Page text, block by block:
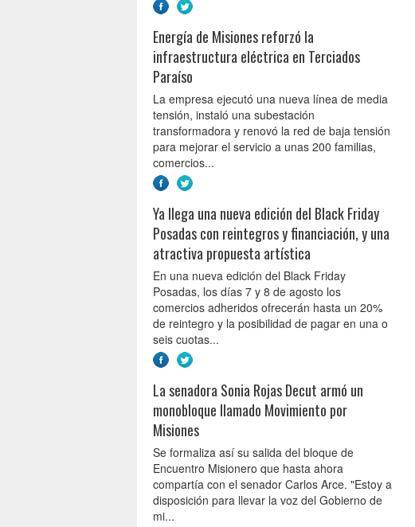
Energía de Misiones reforzó la
infraestructura eléctrica en Terciados
Paraíso
La empresa ejecutó una nueva línea de media
tensión, instaló una subestación
transformadora y renovó la red de baja tensión
para mejorar el servicio a unas 200 familias,
comercios...
Ya llega una nueva edición del Black Friday
Posadas con reintegros y financiación, y una
atractiva propuesta artística
En una nueva edición del Black Friday
Posadas, los días 7 y 8 de agosto los
comercios adheridos ofrecerán hasta un 20%
de reintegro y la posibilidad de pagar en una o
seis cuotas...
La senadora Sonia Rojas Decut armó un
monobloque llamado Movimiento por
Misiones
Se formaliza así su salida del bloque de
Encuentro Misionero que hasta ahora
compartía con el senador Carlos Arce. "Estoy a
disposición para llevar la voz del Gobierno de
mi...